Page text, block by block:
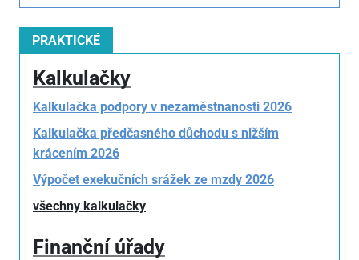
PRAKTICKÉ
Kalkulačky
Kalkulačka podpory v nezaměstnanosti 2026
Kalkulačka předčasného důchodu s nižším
krácením 2026
Výpočet exekučních srážek ze mzdy 2026
všechny kalkulačky
Finanční úřady